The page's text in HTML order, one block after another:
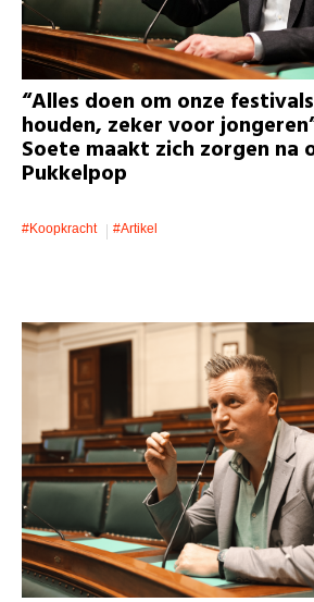
“Alles doen om onze
houden, zeker voor
Soete maakt zich zorgen na
Pukkelpop
#koopkracht
#artikel